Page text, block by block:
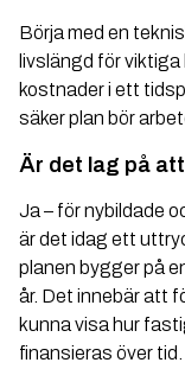
Börja med en
livslängd för
kostnader i ett
säker plan bör
Är det lag på att
Ja – för nybildade
är det idag ett
planen bygger på
år. Det innebär att
kunna visa hur
finansieras över tid.